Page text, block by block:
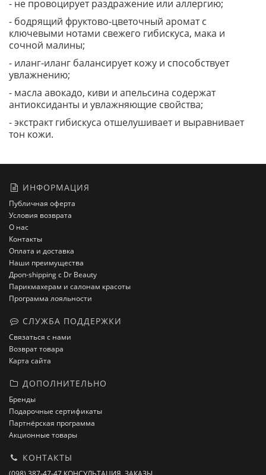
- не провоцирует раздражение или аллергию;
- бодрящий фруктово-цветочный аромат с
ключевыми нотами свежего гибискуса, мака и
сочной малины;
- иланг-иланг балансирует кожу и способствует
увлажнению;
- масла авокадо, киви и апельсина содержат
антиоксиданты и увлажняющие свойства;
- экстракт гибискуса отшелушивает и выравнивает
тон кожи.
ИНФОРМАЦИЯ
Публичная оферта
Условия возврата
О нас
Контакты
Оплата и доставка
Наши преимущества
Дроп-shipping с Dr Beauty
Парикмахерам и салонам красоты
Программа лояльности
СЛУЖБА ПОДДЕРЖКИ
Связаться с нами
Возврат товара
Карта сайта
ДОПОЛНИТЕЛЬНО
Бренды
Подарочные сертификаты
Партнёрская программа
Акционные товары
КОНТАКТЫ